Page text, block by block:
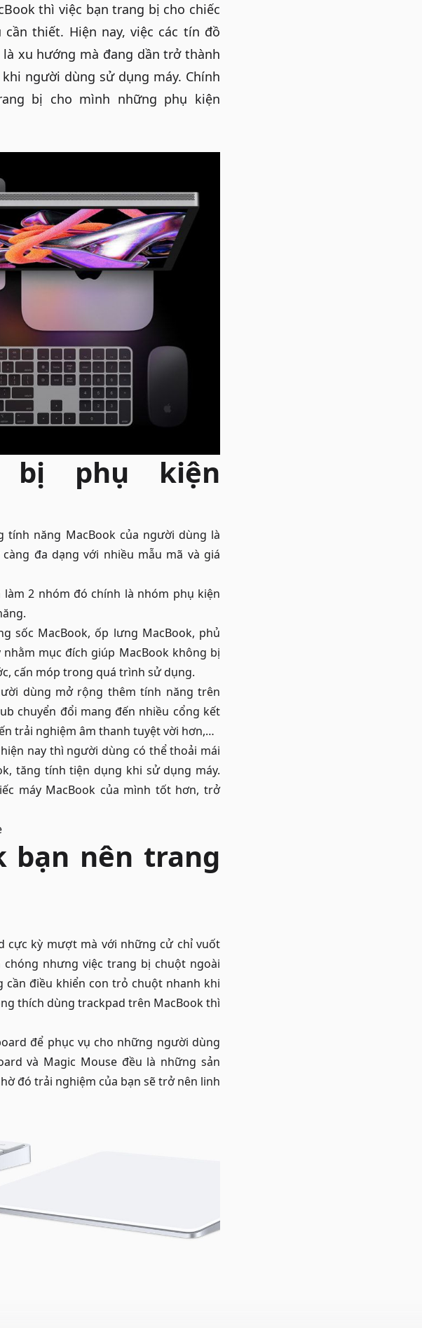
thì việc bạn trang bị cho chiếc
thiết. Hiện nay, việc các tín đồ
xu hướng mà đang dần trở thành
người dùng sử dụng máy. Chính
bị cho mình những phụ kiện
bị phụ kiện
năng MacBook của người dùng là
đa dạng với nhiều mẫu mã và giá
2 nhóm đó chính là nhóm phụ kiện
sốc MacBook, ốp lưng MacBook, phủ
nhằm mục đích giúp MacBook không bị
cấn móp trong quá trình sử dụng.
dùng mở rộng thêm tính năng trên
chuyển đổi mang đến nhiều cổng kết
trải nghiệm âm thanh tuyệt vời hơn,…
nay thì người dùng có thể thoải mái
tăng tính tiện dụng khi sử dụng máy.
máy MacBook của mình tốt hơn, trở
bạn nên trang
cực kỳ mượt mà với những cử chỉ vuốt
nhưng việc trang bị chuột ngoài
điều khiển con trỏ chuột nhanh khi
thích dùng trackpad trên MacBook thì
để phục vụ cho những người dùng
và Magic Mouse đều là những sản
đó trải nghiệm của bạn sẽ trở nên linh